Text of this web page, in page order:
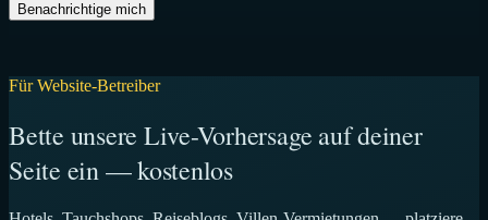
Benachrichtige mich
Für Website-Betreiber
Bette unsere Live-Vorhersage auf deiner
Seite ein — kostenlos